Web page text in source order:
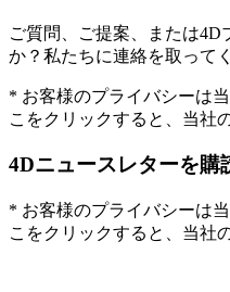
ご質問、ご提案、または
か？私たちに連絡を取って
* お客様のプライバシーは
こをクリックすると、当社
4Dニュースレターを購
* お客様のプライバシーは
こをクリックすると、当社